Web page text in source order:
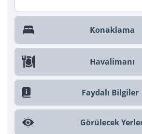
Konaklama
Havalimanı
Faydalı Bilgiler
Görülecek